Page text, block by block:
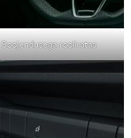
Soojendusega rooliratas